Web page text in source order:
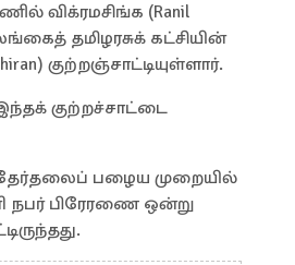
விக்ரமசிங்க (Ranil
தமிழரசுக் கட்சியின்
குற்றஞ்சாட்டியுள்ளார்.
குற்றச்சாட்டை
பழைய முறையில்
நபர் பிரேரணை ஒன்று